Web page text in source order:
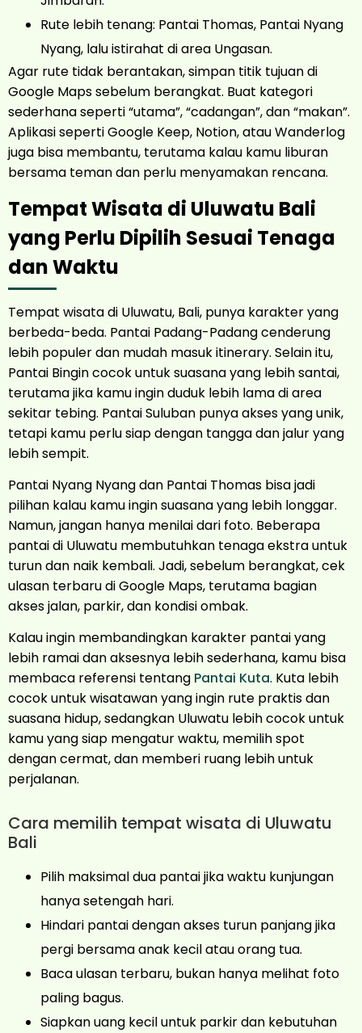
Rute lebih tenang: Pantai Thomas, Pantai Nyang
Nyang, lalu istirahat di area Ungasan.
Agar rute tidak berantakan, simpan titik tujuan di
Google Maps sebelum berangkat. Buat kategori
sederhana seperti “utama”, “cadangan”, dan “makan”.
Aplikasi seperti Google Keep, Notion, atau Wanderlog
juga bisa membantu, terutama kalau kamu liburan
bersama teman dan perlu menyamakan rencana.
Tempat Wisata di Uluwatu Bali
yang Perlu Dipilih Sesuai Tenaga
dan Waktu
Tempat wisata di Uluwatu, Bali, punya karakter yang
berbeda-beda. Pantai Padang-Padang cenderung
lebih populer dan mudah masuk itinerary. Selain itu,
Pantai Bingin cocok untuk suasana yang lebih santai,
terutama jika kamu ingin duduk lebih lama di area
sekitar tebing. Pantai Suluban punya akses yang unik,
tetapi kamu perlu siap dengan tangga dan jalur yang
lebih sempit.
Pantai Nyang Nyang dan Pantai Thomas bisa jadi
pilihan kalau kamu ingin suasana yang lebih longgar.
Namun, jangan hanya menilai dari foto. Beberapa
pantai di Uluwatu membutuhkan tenaga ekstra untuk
turun dan naik kembali. Jadi, sebelum berangkat, cek
ulasan terbaru di Google Maps, terutama bagian
akses jalan, parkir, dan kondisi ombak.
Kalau ingin membandingkan karakter pantai yang
lebih ramai dan aksesnya lebih sederhana, kamu bisa
membaca referensi tentang Pantai Kuta. Kuta lebih
cocok untuk wisatawan yang ingin rute praktis dan
suasana hidup, sedangkan Uluwatu lebih cocok untuk
kamu yang siap mengatur waktu, memilih spot
dengan cermat, dan memberi ruang lebih untuk
perjalanan.
Cara memilih tempat wisata di Uluwatu
Bali
Pilih maksimal dua pantai jika waktu kunjungan
hanya setengah hari.
Hindari pantai dengan akses turun panjang jika
pergi bersama anak kecil atau orang tua.
Baca ulasan terbaru, bukan hanya melihat foto
paling bagus.
Siapkan uang kecil untuk parkir dan kebutuhan